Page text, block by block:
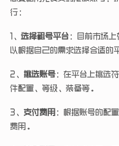
行：
1、 选择租号平台 ：目前市场
以根据自己的需求选择合适的
2、 挑选账号：在平台上挑选
件配置、等级、装备等。
3、 支付费用 ：根据账号的配
费用。